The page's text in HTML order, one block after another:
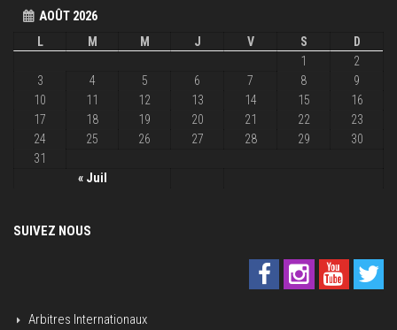
AOÛT 2026
L
M M J V S D
« Juil
1
2
3
4 5 6 7 8
9
10
11 12 13 14 15
16
17
18 19 20 21 22
23
24
25 26 27 28 29
30
31
SUIVEZ NOUS
Arbitres Internationaux